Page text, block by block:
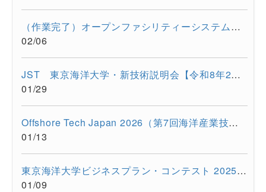
（作業完了）オープンファシリティーシステムの一時停止について...
02/06
JST 東京海洋大学・新技術説明会【令和8年2月17日 オンライン開...
01/29
Offshore Tech Japan 2026（第7回海洋産業技術展） に出展します...
01/13
東京海洋大学ビジネスプラン・コンテスト 2025開催報告
01/09